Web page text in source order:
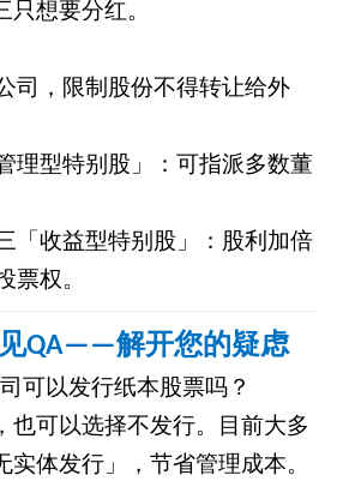
只想要分红。
司，限制股份不得转让给外
理型特别股」：可指派多数董
「收益型特别股」：股利加倍
票权。
QA——解开您的疑虑
可以发行纸本股票吗？
也可以选择不发行。目前大多
实体发行」，节省管理成本。